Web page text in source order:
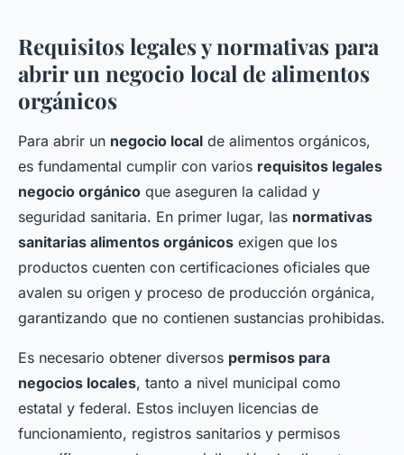
Requisitos legales y normativas para
abrir un negocio local de alimentos
orgánicos
Para abrir un negocio local de alimentos orgánicos,
es fundamental cumplir con varios requisitos legales
negocio orgánico que aseguren la calidad y
seguridad sanitaria. En primer lugar, las normativas
sanitarias alimentos orgánicos exigen que los
productos cuenten con certificaciones oficiales que
avalen su origen y proceso de producción orgánica,
garantizando que no contienen sustancias prohibidas.
Es necesario obtener diversos permisos para
negocios locales, tanto a nivel municipal como
estatal y federal. Estos incluyen licencias de
funcionamiento, registros sanitarios y permisos